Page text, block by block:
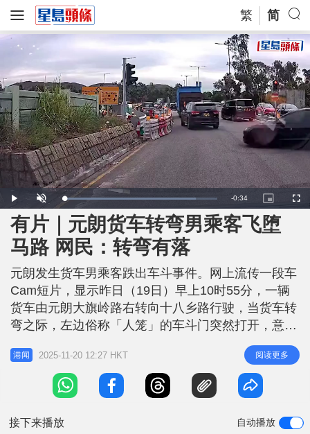
繁 简
P
l
a
y
U
n
m
u
e
L
o
a
d
e
:
8
6
3
1
R
e
i
-0:34
P
i
c
t
u
r
-
P
c
u
r
F
u
有片｜元朗货车转弯男乘客飞堕
马路 网民：转弯有落
元朗发生货车男乘客跌出车斗事件。网上流传一段车
Cam短片，显示昨日（19日）早上10时55分，一辆
货车由元朗大旗岭路右转向十八乡路行驶，当货车转
弯之际，左边俗称「人笼」的车斗门突然打开，意外
跌出一名男乘客。男乘客伴随一个工具箱堕地，顿变
「滚地葫芦」，杂物亦散落一地。幸他翻滚一圈后，
自行爬起身并无大碍。货车司机察觉事发后，亦将车
停下，并匆忙下车查看男乘客的伤势。两人其后检回
港闻 2025-11-20 12:27 HKT 阅读更多
接下来播放 自动播放